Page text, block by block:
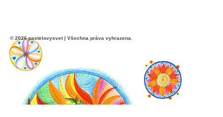
© 2026 pastelovysvet | Všechna práva vyhrazena.